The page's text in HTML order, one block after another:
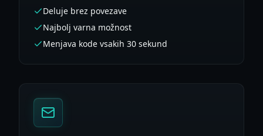
Deluje brez povezave
Najbolj varna možnost
Menjava kode vsakih 30 sekund